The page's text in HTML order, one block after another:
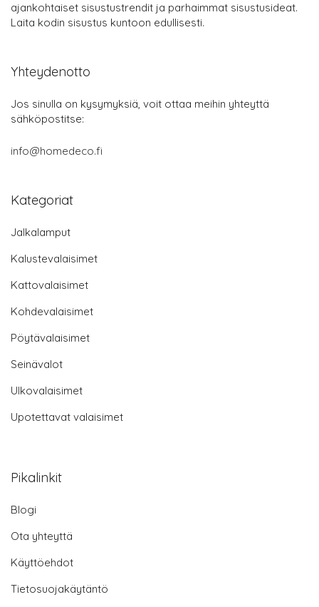
ajankohtaiset sisustustrendit ja parhaimmat sisustusideat.
Laita kodin sisustus kuntoon edullisesti.
Yhteydenotto
Jos sinulla on kysymyksiä, voit ottaa meihin yhteyttä
sähköpostitse:
info@homedeco.fi
Kategoriat
Jalkalamput
Kalustevalaisimet
Kattovalaisimet
Kohdevalaisimet
Pöytävalaisimet
Seinävalot
Ulkovalaisimet
Upotettavat valaisimet
Pikalinkit
Blogi
Ota yhteyttä
Käyttöehdot
Tietosuojakäytäntö